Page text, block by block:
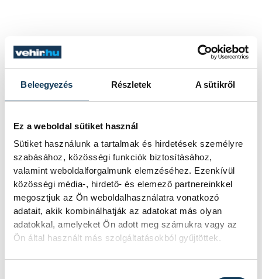
Beleegyezés Részletek A sütikről
Ez a weboldal sütiket használ
Sütiket használunk a tartalmak és hirdetések személyre
szabásához, közösségi funkciók biztosításához,
valamint weboldalforgalmunk elemzéséhez. Ezenkívül
közösségi média-, hirdető- és elemező partnereinkkel
megosztjuk az Ön weboldalhasználatra vonatkozó
adatait, akik kombinálhatják az adatokat más olyan
adatokkal, amelyeket Ön adott meg számukra vagy az
Ön által használt más szolgáltatásokból gyűjtöttek.